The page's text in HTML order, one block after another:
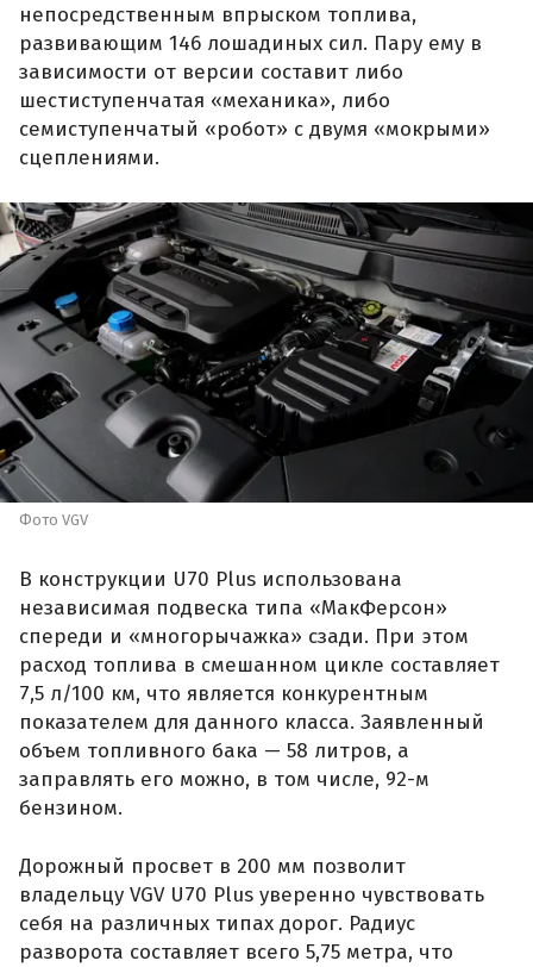
непосредственным впрыском топлива,
развивающим 146 лошадиных сил. Пару ему в
зависимости от версии составит либо
шестиступенчатая «механика», либо
семиступенчатый «робот» с двумя «мокрыми»
сцеплениями.
Фото VGV
В конструкции U70 Plus использована
независимая подвеска типа «МакФерсон»
спереди и «многорычажка» сзади. При этом
расход топлива в смешанном цикле составляет
7,5 л/100 км, что является конкурентным
показателем для данного класса. Заявленный
объем топливного бака — 58 литров, а
заправлять его можно, в том числе, 92-м
бензином.
Дорожный просвет в 200 мм позволит
владельцу VGV U70 Plus уверенно чувствовать
себя на различных типах дорог. Радиус
разворота составляет всего 5,75 метра, что